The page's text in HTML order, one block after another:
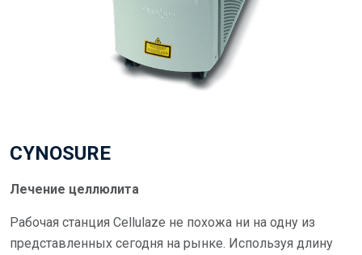
CYNOSURE
Лечение целлюлита
Рабочая станция Cellulaze не похожа ни на одну из
представленных сегодня на рынке. Используя длину